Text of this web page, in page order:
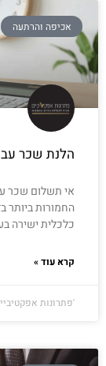
אכיפה והרתעה
הלנת שכר
אי תשלום שכר
החמורות ביותר
כלכלית ישירה
קרא עוד »
'פתרונות